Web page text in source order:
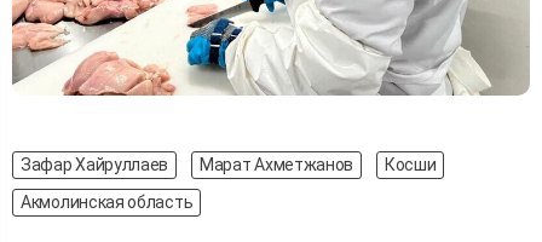
Зафар Хайруллаев Марат Ахметжанов
Косши
Акмолинская область